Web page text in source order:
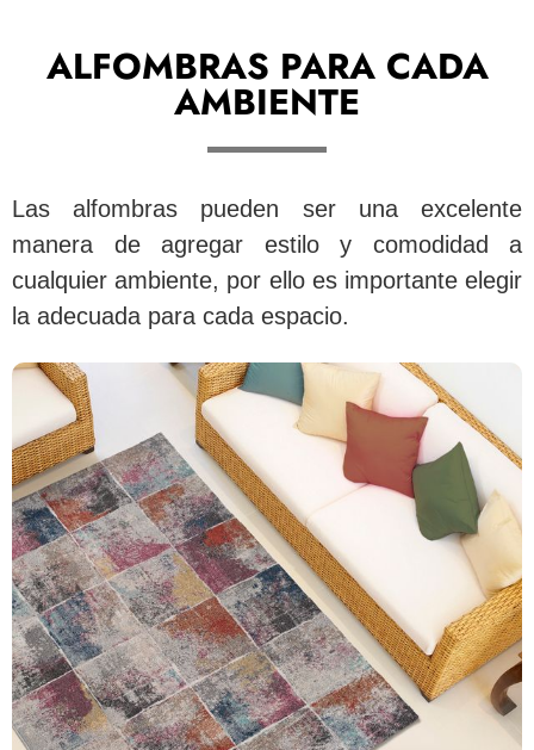
ALFOMBRAS PARA CADA
AMBIENTE
Las alfombras pueden ser una excelente
manera de agregar estilo y comodidad a
cualquier ambiente, por ello es importante elegir
la adecuada para cada espacio.